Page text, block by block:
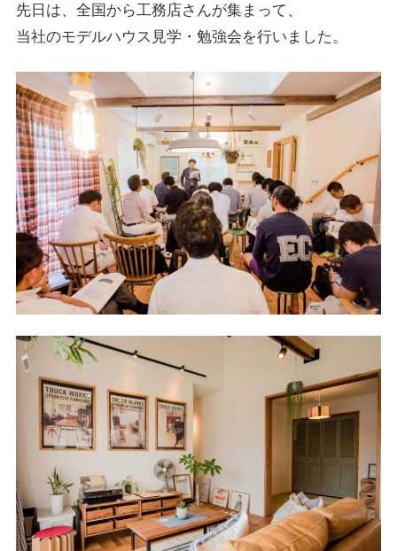
先日は、全国から工務店さんが集まって、
当社のモデルハウス見学・勉強会を行いました。